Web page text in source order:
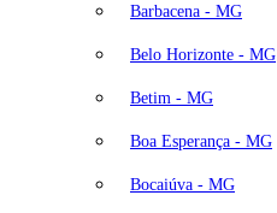
Barbacena - MG
Belo Horizonte - MG
Betim - MG
Boa Esperança - MG
Bocaiúva - MG